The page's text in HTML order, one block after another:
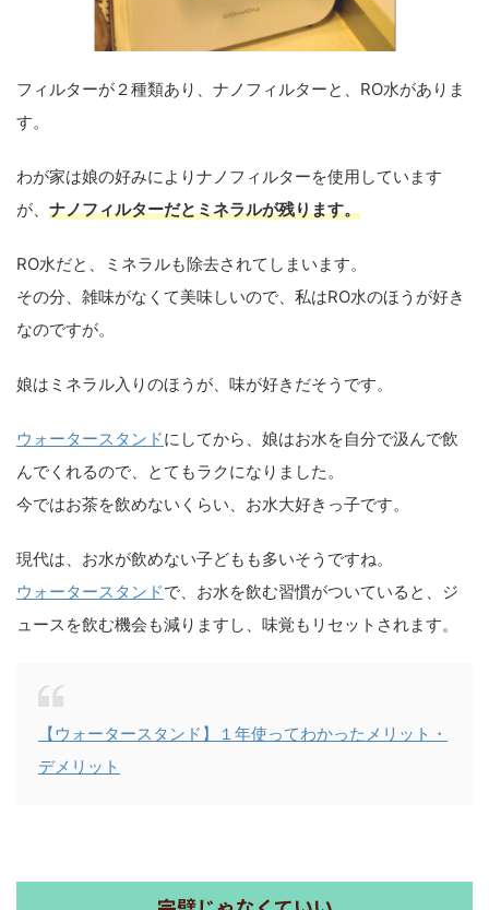
フィルターが２種類あり、ナノフィルターと、RO水がありま
す。
わが家は娘の好みによりナノフィルターを使用しています
が、 ナノフィルターだとミネラルが残ります。
RO水だと、ミネラルも除去されてしまいます。
その分、雑味がなくて美味しいので、私はRO水のほうが好き
なのですが。
娘はミネラル入りのほうが、味が好きだそうです。
ウォータースタンドにしてから、娘はお水を自分で汲んで飲
んでくれるので、とてもラクになりました。
今ではお茶を飲めないくらい、お水大好きっ子です。
現代は、お水が飲めない子どもも多いそうですね。
ウォータースタンドで、お水を飲む習慣がついていると、ジ
ュースを飲む機会も減りますし、味覚もリセットされます。
【ウォータースタンド】１年使ってわかったメリット・
デメリット